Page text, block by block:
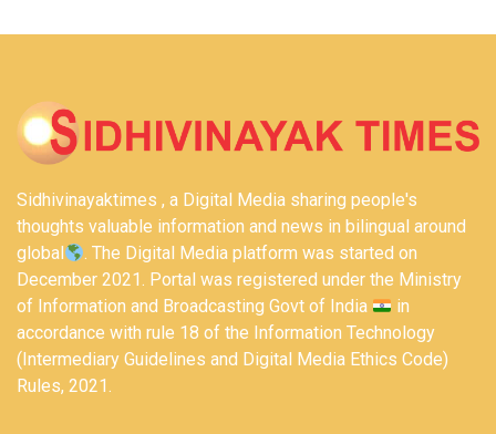
Sidhivinayaktimes , a Digital Media sharing people's
thoughts valuable information and news in bilingual around
global
. The Digital Media platform was started on
December 2021. Portal was registered under the Ministry
of Information and Broadcasting Govt of India
in
accordance with rule 18 of the Information Technology
(Intermediary Guidelines and Digital Media Ethics Code)
Rules, 2021.